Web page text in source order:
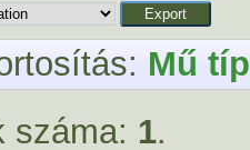
Mű
száma: 1.